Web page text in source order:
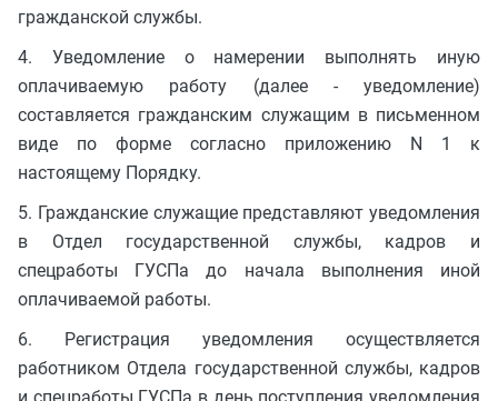
гражданской службы.
4. Уведомление о намерении выполнять иную
оплачиваемую работу (далее - уведомление)
составляется гражданским служащим в письменном
виде по форме согласно приложению N 1 к
настоящему Порядку.
5. Гражданские служащие представляют уведомления
в Отдел государственной службы, кадров и
спецработы ГУСПа до начала выполнения иной
оплачиваемой работы.
6. Регистрация уведомления осуществляется
работником Отдела государственной службы, кадров